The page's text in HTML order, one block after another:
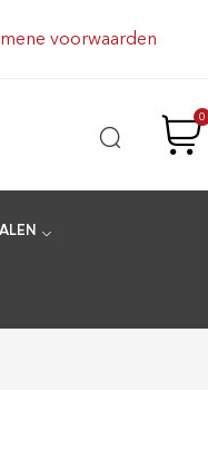
voorwaarden
0